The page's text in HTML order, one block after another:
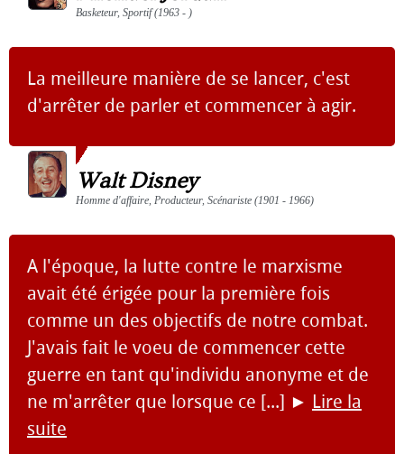
Basketeur, Sportif (1963 - )
La meilleure manière de se lancer, c'est
d'arrêter de parler et commencer à agir.
Walt Disney
Homme d'affaire, Producteur, Scénariste (1901 - 1966)
A l'époque, la lutte contre le marxisme
avait été érigée pour la première fois
comme un des objectifs de notre combat.
J'avais fait le voeu de commencer cette
guerre en tant qu'individu anonyme et de
ne m'arrêter que lorsque ce [...] ► Lire la
suite